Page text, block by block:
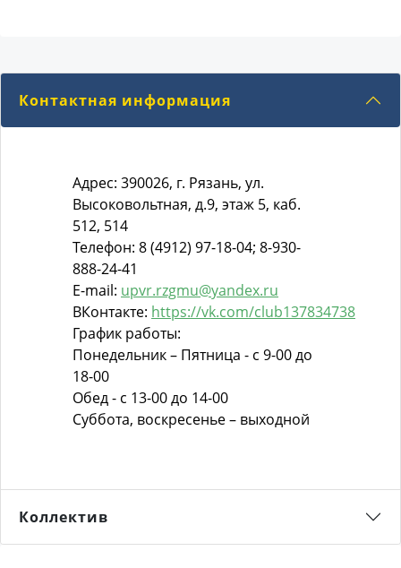
Контактная информация
Адрес: 390026, г. Рязань, ул.
Высоковольтная, д.9, этаж 5, каб.
512, 514
Телефон: 8 (4912) 97-18-04; 8-930-
888-24-41
E-mail: upvr.rzgmu@yandex.ru
ВКонтакте: https://vk.com/club137834738
График работы:
Понедельник – Пятница - с 9-00 до
18-00
Обед - с 13-00 до 14-00
Суббота, воскресенье – выходной
Коллектив